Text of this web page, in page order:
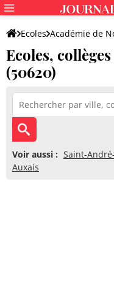
Ecoles Académie de
Ecoles,
(50620)
Voir aussi : Saint-
Auxais